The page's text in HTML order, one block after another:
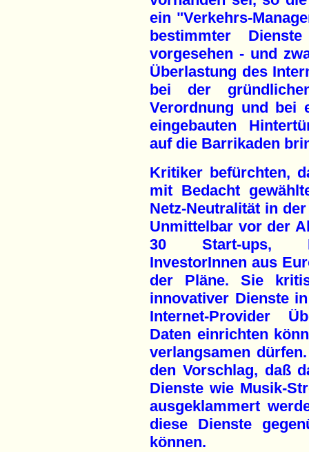
ein "Verkehrs-
bestimmter
vorgesehen - und
Überlastung des
bei der
Verordnung und bei
eingebauten
auf die Barrikaden
Kritiker befürchten,
mit Bedacht
Netz-Neutralität in
Unmittelbar vor der
30 Start-ups,
InvestorInnen aus
der Pläne. Sie
innovativer Dienste
Internet-Provider
Daten einrichten
verlangsamen
den Vorschlag, daß
Dienste wie Musik-
ausgeklammert
diese Dienste
können.